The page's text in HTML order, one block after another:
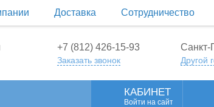
Доставка Сотрудничество
+7 (812) 426-15-93
Заказать звонок
Санкт-
Другой
КАБИНЕТ
Войти на сайт